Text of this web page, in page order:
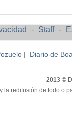
- Staff -
| Diario de
2013 ©
la redifusión de todo o